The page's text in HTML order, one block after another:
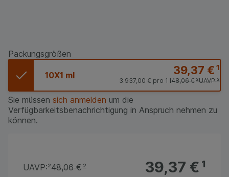
Packungsgrößen
10X1 ml 39,37 €¹
UAVP:²
48,06 €²
3.937,00 € pro 1 l
Sie müssen sich anmelden um die
Verfügbarkeitsbenachrichtigung in Anspruch nehmen zu
können.
39,37 €¹
UAVP:²48,06 €²